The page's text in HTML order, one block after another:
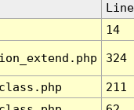
Line
14
324
211